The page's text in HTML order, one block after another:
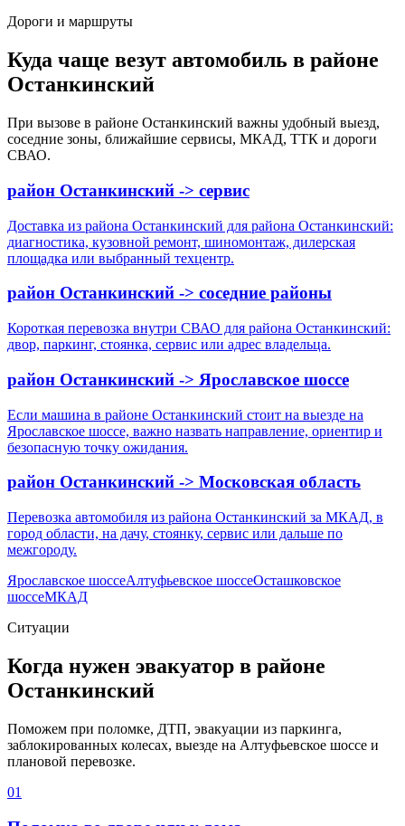
Дороги и маршруты
Куда чаще везут автомобиль в районе
Останкинский
При вызове в районе Останкинский важны удобный выезд,
соседние зоны, ближайшие сервисы, МКАД, ТТК и дороги
СВАО.
район Останкинский -> сервис
Доставка из района Останкинский для района Останкинский:
диагностика, кузовной ремонт, шиномонтаж, дилерская
площадка или выбранный техцентр.
район Останкинский -> соседние районы
Короткая перевозка внутри СВАО для района Останкинский:
двор, паркинг, стоянка, сервис или адрес владельца.
район Останкинский -> Ярославское шоссе
Если машина в районе Останкинский стоит на выезде на
Ярославское шоссе, важно назвать направление, ориентир и
безопасную точку ожидания.
район Останкинский -> Московская область
Перевозка автомобиля из района Останкинский за МКАД, в
город области, на дачу, стоянку, сервис или дальше по
межгороду.
Ярославское шоссеАлтуфьевское шоссеОсташковское
шоссеМКАД
Ситуации
Когда нужен эвакуатор в районе
Останкинский
Поможем при поломке, ДТП, эвакуации из паркинга,
заблокированных колесах, выезде на Алтуфьевское шоссе и
плановой перевозке.
01